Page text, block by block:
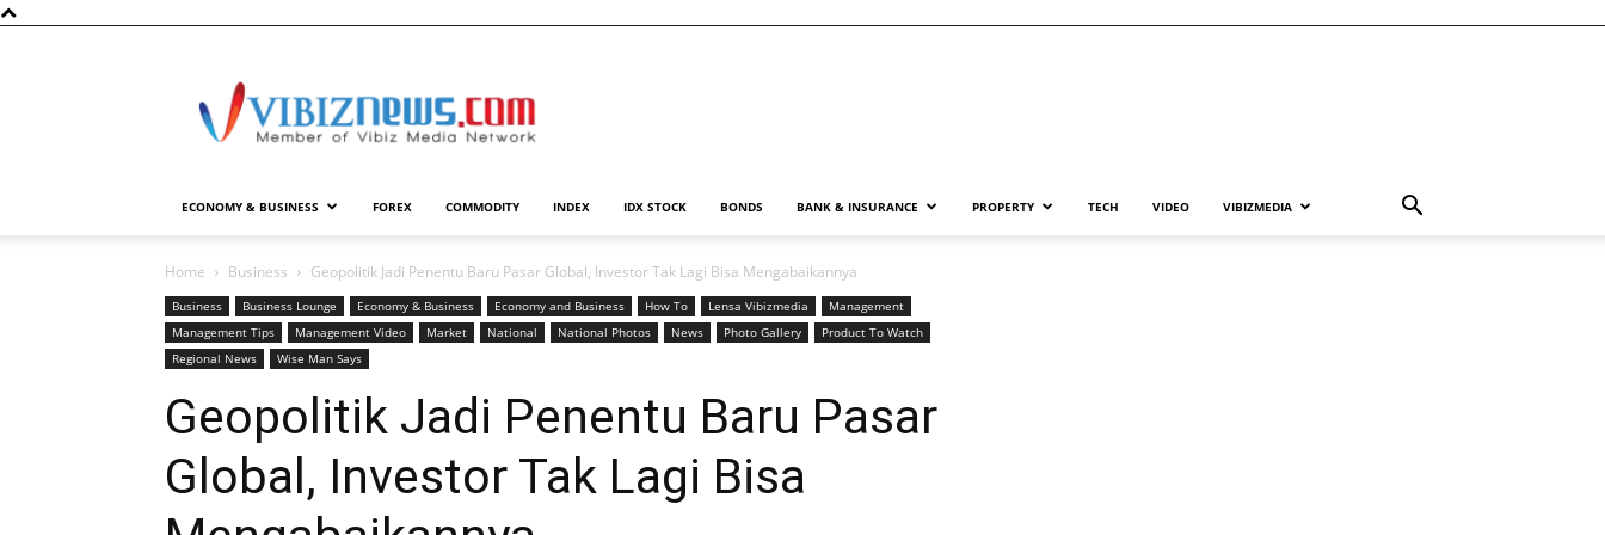
ECONOMY & BUSINESS FOREX COMMODITY INDEX IDX STOCK BONDS BANK & INSURANCE PROPERTY TECH VIDEO VIBIZMEDIA
Home Business Geopolitik Jadi Penentu Baru Pasar Global, Investor Tak Lagi Bisa Mengabaikannya
Business Business Lounge Economy & Business Economy and Business How To Lensa Vibizmedia
Management
Management Tips
Management Video Market National National Photos News Photo Gallery
Product To Watch
Regional News
Wise Man Says
Geopolitik Jadi Penentu Baru Pasar
Global, Investor Tak Lagi Bisa